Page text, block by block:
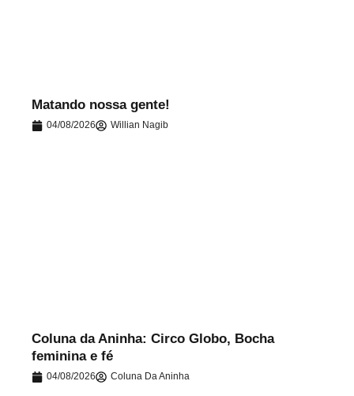
Matando nossa gente!
04/08/2026 Willian Nagib
Coluna da Aninha: Circo Globo, Bocha
feminina e fé
04/08/2026 Coluna Da Aninha